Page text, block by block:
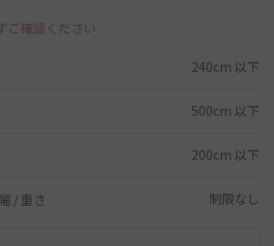
ご確認ください
240cm 以下
500cm 以下
200cm 以下
/ 重さ 制限なし